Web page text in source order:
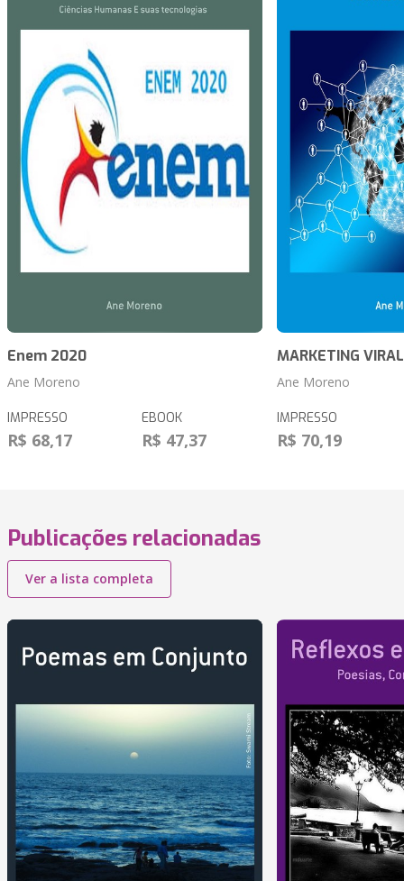
Enem 2020
Ane Moreno
IMPRESSO
R$ 68,17
EBOOK
R$ 47,37
MARKETING VIRAL
Ane Moreno
IMPRESSO
R$ 70,19
Publicações relacionadas
Ver a lista completa